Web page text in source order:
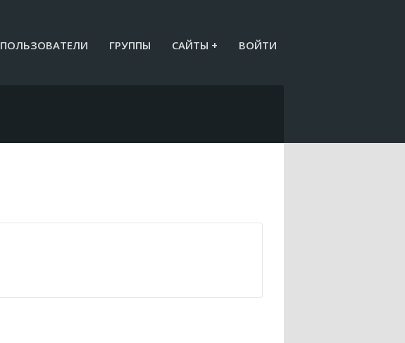
ПОЛЬЗОВАТЕЛИ ГРУППЫ САЙТЫ + ВОЙТИ